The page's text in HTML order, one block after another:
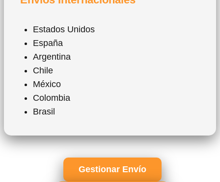
Estados Unidos
España
Argentina
Chile
México
Colombia
Brasil
Gestionar Envío